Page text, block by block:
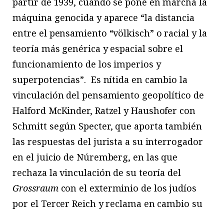
máquina genocida y aparece “la distancia
entre el pensamiento “völkisch” o racial y la
teoría más genérica y espacial sobre el
funcionamiento de los imperios y
superpotencias”. Es nítida en cambio la
vinculación del pensamiento geopolítico de
Halford McKinder, Ratzel y Haushofer con
Schmitt según Specter, que aporta también
las respuestas del jurista a su interrogador
en el juicio de Núremberg, en las que
rechaza la vinculación de su teoría del
Grossraumcon el exterminio de los judíos
por el Tercer Reich y reclama en cambio su